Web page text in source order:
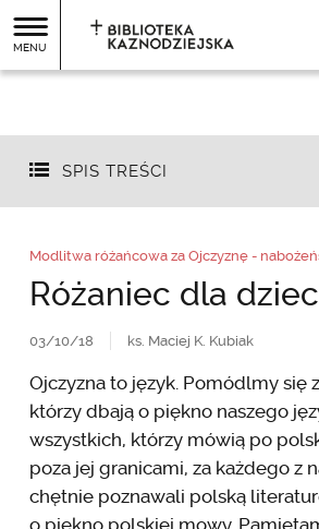
MENU
SPIS TREŚCI
Modlitwa różańcowa za Ojczyznę -
Różaniec dla
03/10/18 ks. Maciej K. Kubiak
Ojczyzna to język. Pomódlmy się
którzy dbają o piękno naszego
wszystkich, którzy mówią po
poza jej granicami, za każdego z
chętnie poznawali polską
o piękno polskiej mowy.